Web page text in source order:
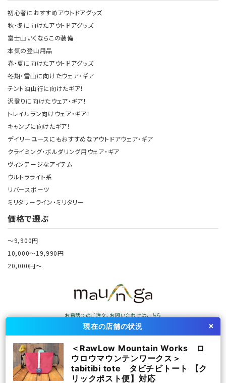
初心者におすすめアウトドアグッズ
秋・冬に向けたアウトドアグッズ
富士山いくならこの装備
本気の登山用品
春・夏に向けたアウトドアグッズ
冬期・雪山に向けたウェア・ギア
テント泊山行に向けたギア！
沢登りに向けたウェア・ギア！
トレイルラン向けウェア・ギア！
キャンプに向けたギア！
デイリーユースにもおすすめなアウトドアウェア・ギア
クライミング・ボルダリング用ウェア・ギア
ヴィンテージなアイテム
ウルトラライト系
リバースポーツ
ミリタリーライン・ミリタリー
価格で選ぶ
～9,900円
10,000～19,990円
20,000円～
お電話でのご注文、お問い合わせはこちら
0428-74-9235
（御岳本店）営業時間：9:00~19:00
古物許可証[第308801207481号/東京都公安委員会]
現在の店舗の状況 ×
＜RawLow Mountain Works ロ
ウロウマウンテンワークス＞
tabitibi tote タビチビトート 【ク
リックポスト便】対応